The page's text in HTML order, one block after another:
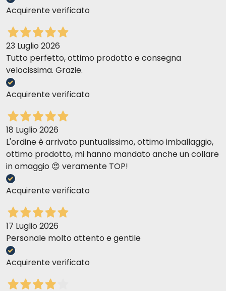
GEWICHT DER KATZE
(KG)
2 - 3
3 - 5
g/Tag
Acquirente verificato
23 Luglio 2026
Tutto perfetto, ottimo prodotto e consegna
velocissima. Grazie.
Acquirente verificato
18 Luglio 2026
L'ordine è arrivato puntualissimo, ottimo imballaggio,
ottimo prodotto, mi hanno mandato anche un collare
in omaggio 😍 veramente TOP!
Acquirente verificato
17 Luglio 2026
Personale molto attento e gentile
Acquirente verificato